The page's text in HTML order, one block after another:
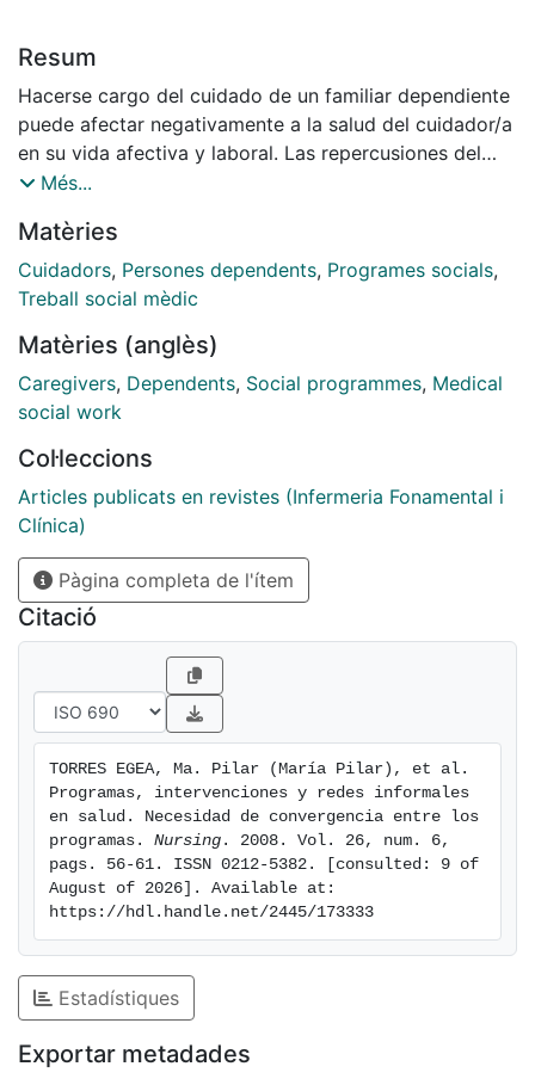
Resum
Hacerse cargo del cuidado de un familiar dependiente
puede afectar negativamente a la salud del cuidador/a
en su vida afectiva y laboral. Las repercusiones del
cuidado informal preocupan a las diferentes
sanitarios, quienes se proponen ofrecer el soporte
más adecuado a los cuidadores familiares, para que
puedan seguir desempeñando las actividades
cuidado y a su vez minimicen el cansancio y la carga
que supone cuidar. Desde hace una década se ha
venido acrecentando el interés por planificar y
pública
y privada, dirigidos a cuidadores familiares. Los
contenidos de estos programas son de diversa índole,
y ofrecen asesoramiento e información, apoyo
emocional, ayuda económica o descargas temporales
del cuidado de las personas dependientes. La
literatura científica revisada coincide en la importancia
y la necesidad de coordinación y complementariedad
que debe darse entre las redes informales y formales
en el soporte a los cuidadores de las personas
Més...
Matèries
Cuidadors, Persones dependents, Programes socials,
Treball social mèdic
Matèries (anglès)
Caregivers, Dependents, Social programmes, Medical
social work
Col·leccions
Articles publicats en revistes (Infermeria Fonamental i
Clínica)
Pàgina completa de l'ítem
Citació
TORRES EGEA, Ma. Pilar (María Pilar), et al.
Programas, intervenciones y redes informales
en salud. Necesidad de convergencia entre los
programas. Nursing . 2008. Vol. 26, num. 6,
pags. 56-61. ISSN 0212-5382. [consulted: 9 of
August of 2026]. Available at:
https://hdl.handle.net/2445/173333
Estadístiques
Exportar metadades